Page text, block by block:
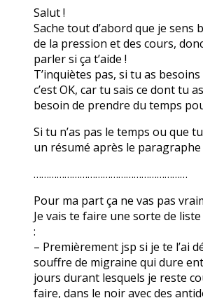
Salut !
Sache tout d’abord que je sens
de la pression et des cours,
parler si ça t’aide !
T’inquiètes pas, si tu as
c’est OK, car tu sais ce dont tu
besoin de prendre du temps
Si tu n’as pas le temps ou que
un résumé après le
……………………………………………………
Pour ma part ça ne vas pas
Je vais te faire une sorte de
:
– Premièrement jsp si je te l’ai
souffre de migraine qui dure
jours durant lesquels je reste
faire, dans le noir avec des